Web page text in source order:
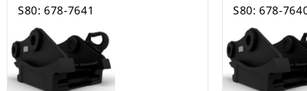
S80: 678-7641
S80: 678-